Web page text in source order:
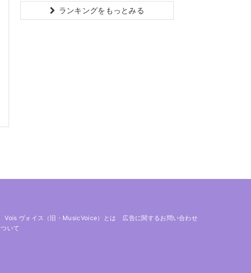
ランキングをもっとみる
Vois ヴォイス（旧・MusicVoice）とは
広告に関するお問い合わせ
いて